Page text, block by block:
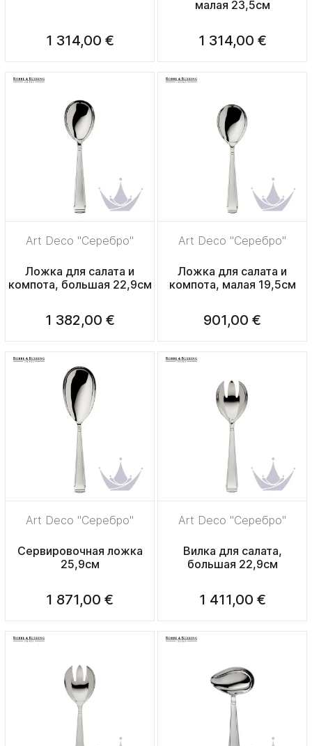
1 314,00 €
малая 23,5см
1 314,00 €
Art Deco "Серебро"
Ложка для салата и
компота, большая 22,9см
1 382,00 €
Art Deco "Серебро"
Ложка для салата и
компота, малая 19,5см
901,00 €
Art Deco "Серебро"
Сервировочная ложка
25,9см
1 871,00 €
Art Deco "Серебро"
Вилка для салата,
большая 22,9см
1 411,00 €